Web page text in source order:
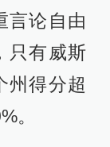
言论自由
只有威斯
州得分超
。